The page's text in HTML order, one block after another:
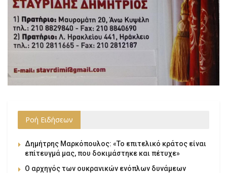
Ροή Ειδήσεων
Δημήτρης Μαρκόπουλος: «Το επιτελικό κράτος είναι
επίτευγμά μας, που δοκιμάστηκε και πέτυχε»
Ο αρχηγός των ουκρανικών ενόπλων δυνάμεων